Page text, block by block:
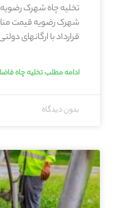
تخلیه چاه شهرک
شهرک رضویه قیمت
قرارداد با ارگانهای
ادامه مطلب تخلیه چاه
بدون دیدگاه